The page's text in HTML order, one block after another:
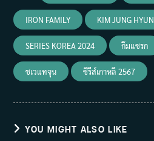
IRON FAMILY KIM JUNG HYUN
SERIES KOREA 2024 กึมแซรก
ชเวแทจุน ซีรีส์เกาหลี 2567
YOU MIGHT ALSO LIKE